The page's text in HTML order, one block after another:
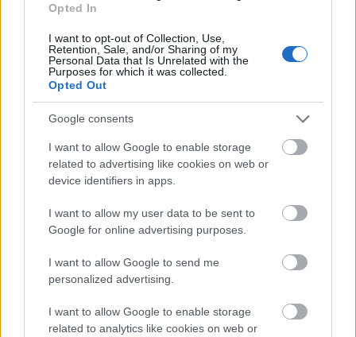
Opted In
I want to opt-out of Collection, Use,
Retention, Sale, and/or Sharing of my
Personal Data that Is Unrelated with the
Purposes for which it was collected.
Opted Out
Google consents
I want to allow Google to enable storage
related to advertising like cookies on web or
device identifiers in apps.
I want to allow my user data to be sent to
Google for online advertising purposes.
I want to allow Google to send me
personalized advertising.
I want to allow Google to enable storage
related to analytics like cookies on web or
tartalom, a márka iránt. Habár manapság a legtöbb
elemzéseknél ezt mindig meg lehet tekinteni.